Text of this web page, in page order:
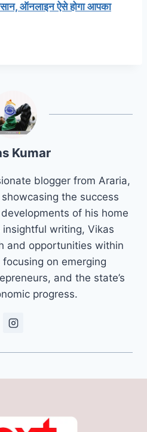
ऑनलाइन ऐसे होगा आपका
Kumar
blogger from Araria,
the success
of his home
writing, Vikas
and opportunities within
focusing on emerging
and the state’s
progress.